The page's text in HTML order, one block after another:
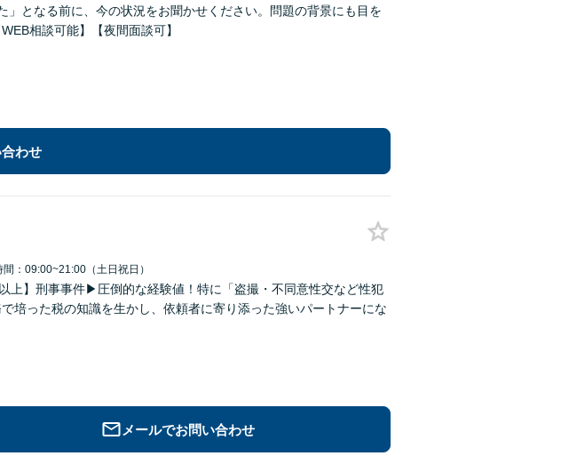
」となる前に、今の状況をお聞かせください。問題の背景にも目を
相談可能】【夜間面談可】
わせ
間：09:00~21:00（土日祝日）
上】刑事事件▶︎圧倒的な経験値！特に「盗撮・不同意性交など性犯
培った税の知識を生かし、依頼者に寄り添った強いパートナーにな
メールでお問い合わせ